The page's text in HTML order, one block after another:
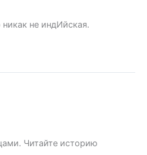
не индИйская.
Читайте историю